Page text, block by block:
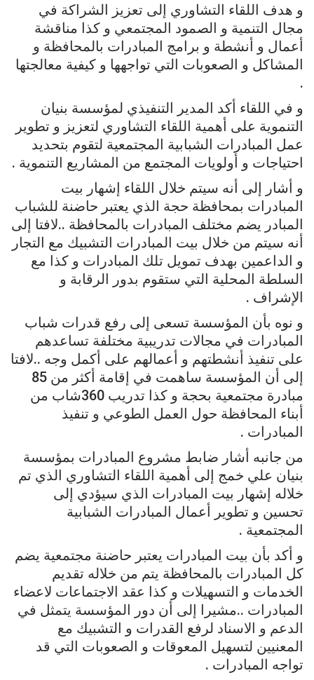
و هدف اللقاء التشاوري إلى تعزيز الشراكة في
مجال التنمية و الصمود المجتمعي و كذا مناقشة
أعمال و أنشطة و برامج المبادرات بالمحافظة و
المشاكل و الصعوبات التي تواجهها و كيفية معالجتها
.
و في اللقاء أكد المدير التنفيذي لمؤسسة بنيان
التنموية على أهمية اللقاء التشاوري لتعزيز و تطوير
عمل المبادرات الشبابية المجتمعية لتقوم بتحديد
احتياجات و أولويات المجتمع من المشاريع التنموية .
و أشار إلى أنه سيتم خلال اللقاء إشهار بيت
المبادرات بمحافظة حجة الذي يعتبر حاضنة للشباب
المبادر يضم مختلف المبادرات بالمحافظة ..لافتا إلى
أنه سيتم من خلال بيت المبادرات التشبيك مع التجار
و الداعمين بهدف تمويل تلك المبادرات و كذا مع
السلطة المحلية التي ستقوم بدور الرقابة و
الإشراف .
و نوه بأن المؤسسة تسعى إلى رفع قدرات شباب
المبادرات في مجالات تدريبية مختلفة تساعدهم
على تنفيذ أنشطتهم و أعمالهم على أكمل وجه ..لافتا
إلى أن المؤسسة ساهمت في إقامة أكثر من 85
مبادرة مجتمعية بحجة و كذا تدريب 360شاب من
أبناء المحافظة حول العمل الطوعي و تنفيذ
المبادرات .
من جانبه أشار ضابط مشروع المبادرات بمؤسسة
بنيان علي خمج إلى أهمية اللقاء التشاوري الذي تم
خلاله إشهار بيت المبادرات الذي سيؤدي إلى
تحسين و تطوير أعمال المبادرات الشبابية
المجتمعية .
و أكد بأن بيت المبادرات يعتبر حاضنة مجتمعية يضم
كل المبادرات بالمحافظة يتم من خلاله تقديم
الخدمات و التسهيلات و كذا عقد الاجتماعات لاعضاء
المبادرات ..مشيرا إلى أن دور المؤسسة يتمثل في
الدعم و الاسناد لرفع القدرات و التشبيك مع
المعنيين لتسهيل المعوقات و الصعوبات التي قد
تواجه المبادرات .